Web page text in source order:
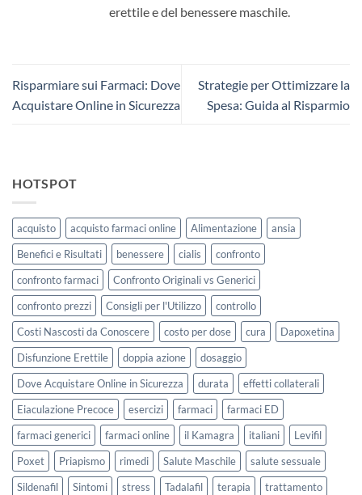
erettile e del benessere maschile.
Risparmiare sui Farmaci: Dove
Acquistare Online in Sicurezza
Strategie per Ottimizzare la
Spesa: Guida al Risparmio
HOTSPOT
acquisto acquisto farmaci online Alimentazione
ansia
Benefici e Risultati
benessere cialis
confronto
confronto farmaci
Confronto Originali vs Generici
confronto prezzi
Consigli per l'Utilizzo
controllo
Costi Nascosti da Conoscere
costo per dose cura
Dapoxetina
Disfunzione Erettile
doppia azione
dosaggio
Dove Acquistare Online in Sicurezza
durata
effetti collaterali
Eiaculazione Precoce
esercizi farmaci
farmaci ED
farmaci generici
farmaci online il Kamagra italiani
Levifil
Poxet
Priapismo rimedi Salute Maschile
salute sessuale
Sildenafil
Sintomi stress Tadalafil terapia
trattamento